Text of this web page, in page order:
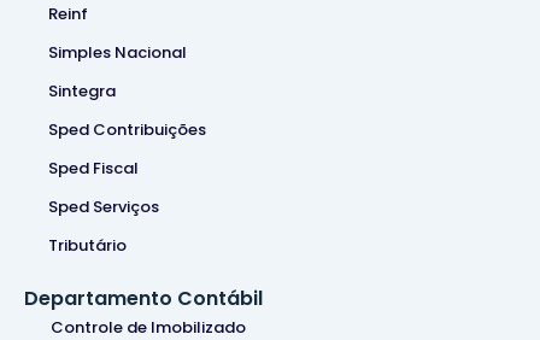
Reinf
Simples Nacional
Sintegra
Sped Contribuições
Sped Fiscal
Sped Serviços
Tributário
Departamento Contábil
Controle de Imobilizado